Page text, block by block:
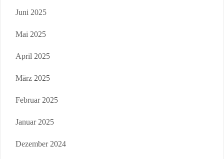
Juni 2025
Mai 2025
April 2025
März 2025
Februar 2025
Januar 2025
Dezember 2024